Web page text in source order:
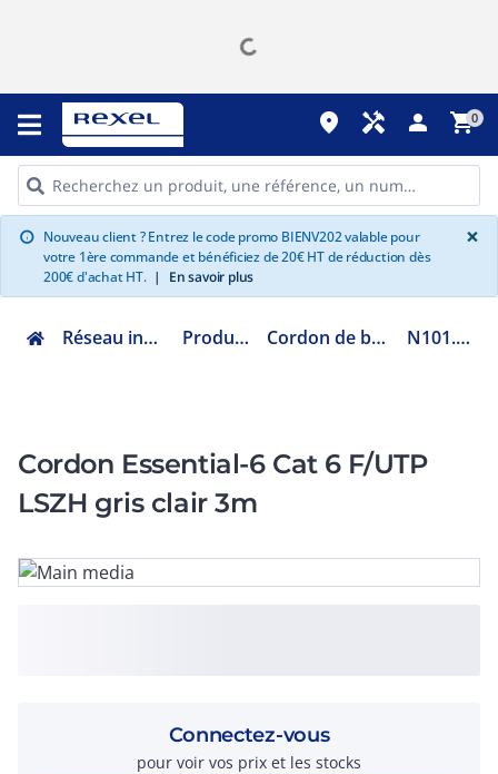
place handyman person shopping_cart0
info Nouveau client ? Entrez le code promo BIENV202 valable pour
votre 1ère commande et bénéficiez de 20€ HT de réduction dès
200€ d'achat HT. | En savoir plus
×
Réseau informatique Produit cuivre Cordon de brassage RJ45 N101.22EFGG
Cordon Essential-6 Cat 6 F/UTP
LSZH gris clair 3m
Connectez-vous
pour voir vos prix et les stocks